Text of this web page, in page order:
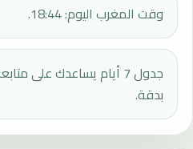
وقت المغرب اليوم: 18:44.
جدول 7 أيام يساعدك على
بدقة.